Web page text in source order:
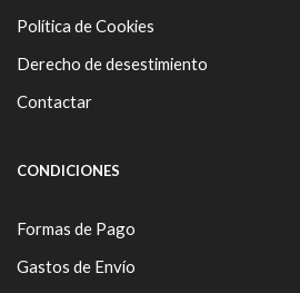
Política de Cookies
Derecho de desestimiento
Contactar
CONDICIONES
Formas de Pago
Gastos de Envío